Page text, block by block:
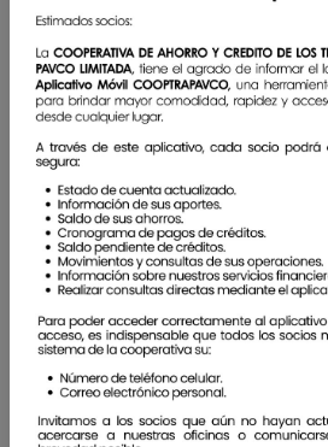
La Cooperativa somos
directivos y
A lo largo de nuestros10 años
testigos de las historias de
de crecimiento que tienen en
la perseverancia y la
confianza depositada en
historias dignas de contar y
seas parte de este
Ver todos